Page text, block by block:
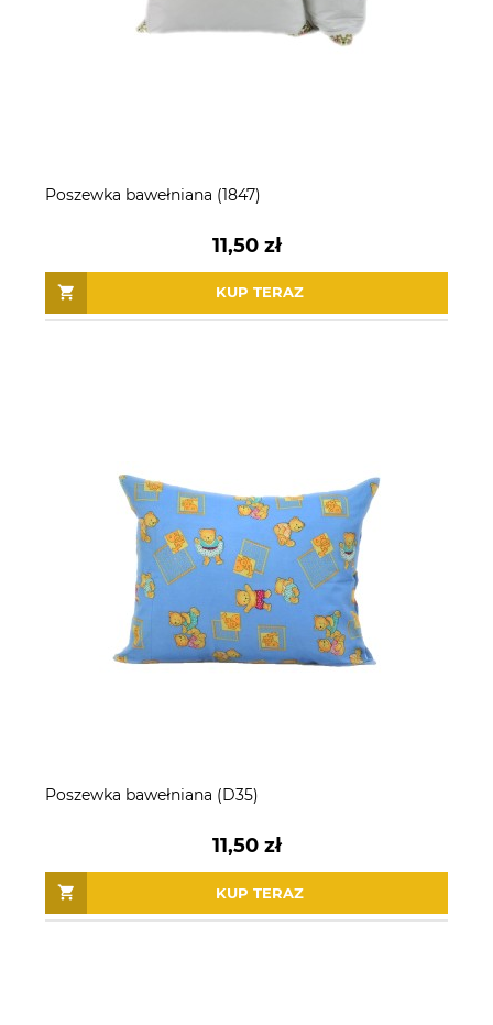
Poszewka bawełniana (1847)
11,50 zł
KUP TERAZ
Poszewka bawełniana (D35)
11,50 zł
KUP TERAZ